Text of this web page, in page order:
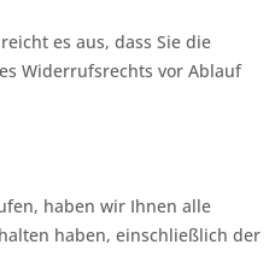
es aus, dass Sie die
Widerrufsrechts vor Ablauf
haben wir Ihnen alle
haben, einschließlich der